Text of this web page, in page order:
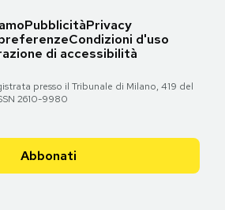
PubblicitàPrivacy
Condizioni d'uso
di accessibilità
presso il Tribunale di Milano, 419 del
2610-9980
Abbonati